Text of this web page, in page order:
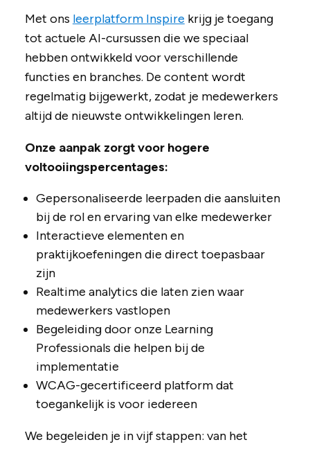
Met ons leerplatform Inspire krijg je toegang
tot actuele AI-cursussen die we speciaal
hebben ontwikkeld voor verschillende
functies en branches. De content wordt
regelmatig bijgewerkt, zodat je medewerkers
altijd de nieuwste ontwikkelingen leren.
Onze aanpak zorgt voor hogere
voltooiingspercentages:
Gepersonaliseerde leerpaden die aansluiten
bij de rol en ervaring van elke medewerker
Interactieve elementen en
praktijkoefeningen die direct toepasbaar
zijn
Realtime analytics die laten zien waar
medewerkers vastlopen
Begeleiding door onze Learning
Professionals die helpen bij de
implementatie
WCAG-gecertificeerd platform dat
toegankelijk is voor iedereen
We begeleiden je in vijf stappen: van het